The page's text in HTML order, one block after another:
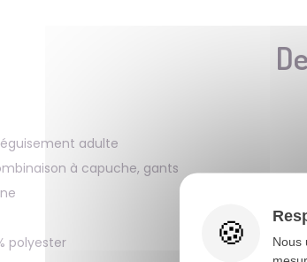
adulte
à capuche, gants
polyester
Nous